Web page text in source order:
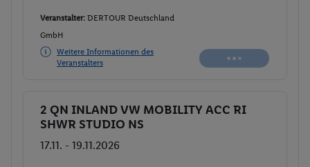
Veranstalter: DERTOUR Deutschland
GmbH
Weitere Informationen des
Veranstalters
Buchen
2 QN INLAND VW MOBILITY ACC RI
SHWR STUDIO NS
17.11. - 19.11.2026